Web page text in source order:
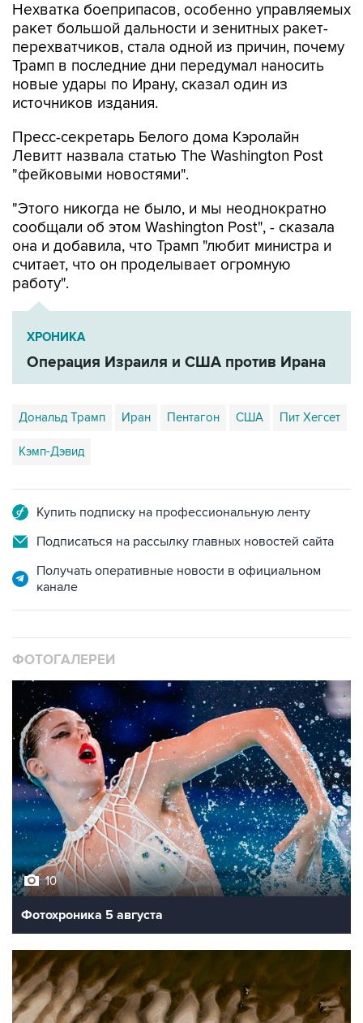
Нехватка боеприпасов, особенно управляемых
ракет большой дальности и зенитных ракет-
перехватчиков, стала одной из причин, почему
Трамп в последние дни передумал наносить
новые удары по Ирану, сказал один из
источников издания.
Пресс-секретарь Белого дома Кэролайн
Левитт назвала статью The Washington Post
"фейковыми новостями".
"Этого никогда не было, и мы неоднократно
сообщали об этом Washington Post", - сказала
она и добавила, что Трамп "любит министра и
считает, что он проделывает огромную
работу".
ХРОНИКА
Операция Израиля и США против Ирана
Дональд Трамп Иран Пентагон США Пит Хегсет
Кэмп-Дэвид
Купить подписку на профессиональную ленту
Подписаться на рассылку главных новостей сайта
Получать оперативные новости в официальном
канале
ФОТОГАЛЕРЕИ
10
Фотохроника 5 августа